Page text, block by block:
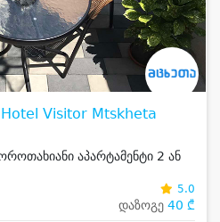
Hotel Visitor Mtskheta
აპარტამენტი 2 ან
5.0
დაზოგე 40 ₾